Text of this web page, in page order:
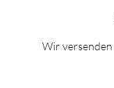
Wir